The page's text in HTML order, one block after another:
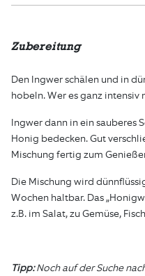
Zubereitung
Den Ingwer schälen und in
hobeln. Wer es ganz intensiv
Ingwer dann in ein sauberes
Honig bedecken. Gut
Mischung fertig zum
Die Mischung wird
Wochen haltbar. Das
z.B. im Salat, zu Gemüse,
Tipp:Noch auf der Suche